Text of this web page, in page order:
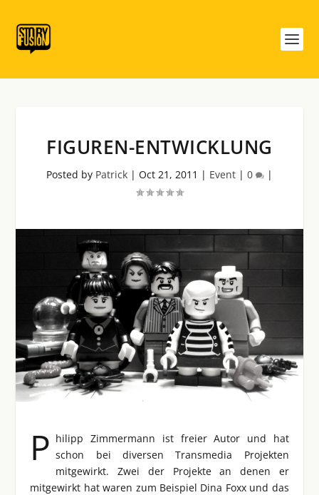
FIGUREN-ENTWICKLUNG
Posted by Patrick | Oct 21, 2011 | Event | 0 |
P hilipp Zimmermann ist freier Autor und hat
schon bei diversen Transmedia Projekten
mitgewirkt. Zwei der Projekte an denen er
mitgewirkt hat waren zum Beispiel Dina Foxx und das